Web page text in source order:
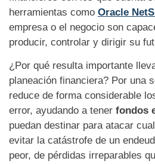
herramientas como Oracle
empresa o el negocio son
producir, controlar y dirigir su
¿Por qué resulta importante
planeación financiera? Por una
reduce de forma considerable
error, ayudando a tener fondos
puedan destinar para atacar
evitar la catástrofe de un
peor, de pérdidas irreparables